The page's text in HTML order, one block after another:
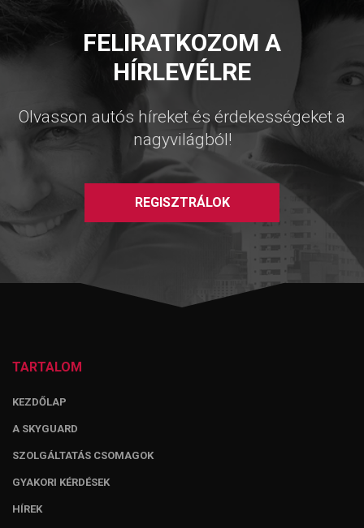
FELIRATKOZOM A
HÍRLEVÉLRE
Olvasson autós híreket és érdekességeket a
nagyvilágból!
REGISZTRÁLOK
TARTALOM
KEZDŐLAP
A SKYGUARD
SZOLGÁLTATÁS CSOMAGOK
GYAKORI KÉRDÉSEK
HÍREK